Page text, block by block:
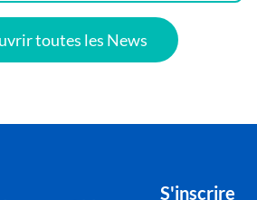
toutes les News
S'inscrire